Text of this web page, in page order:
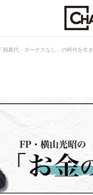
「残業代・ボーナスなし」の時代を生